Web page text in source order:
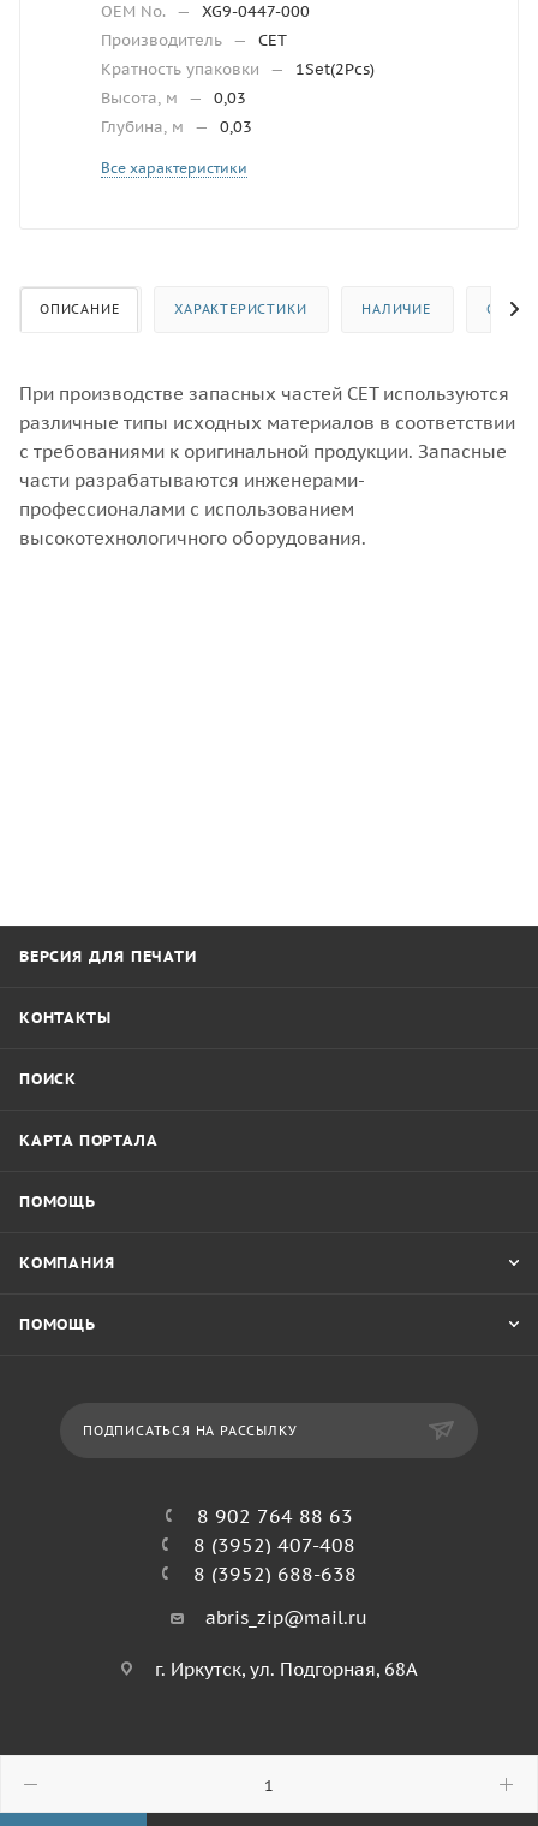
OEM No.
—
XG9-0447-000
Производитель —
CET
Кратность упаковки
—
1Set(2Pcs)
Высота, м
—
0,03
Глубина, м
— 0,03
Все характеристики
ОПИСАНИЕ ХАРАКТЕРИСТИКИ НАЛИЧИЕ
При производстве запасных частей CET используются
различные типы исходных материалов в соответствии
с требованиями к оригинальной продукции. Запасные
части разрабатываются инженерами-
профессионалами с использованием
высокотехнологичного оборудования.
ВЕРСИЯ ДЛЯ ПЕЧАТИ
КОНТАКТЫ
ПОИСК
КАРТА ПОРТАЛА
ПОМОЩЬ
КОМПАНИЯ
ПОМОЩЬ
ПОДПИСАТЬСЯ НА РАССЫЛКУ
8 902 764 88 63
8 (3952) 407-408
8 (3952) 688-638
abris_zip@mail.ru
г. Иркутск, ул. Подгорная, 68А
© 2026 Абрис